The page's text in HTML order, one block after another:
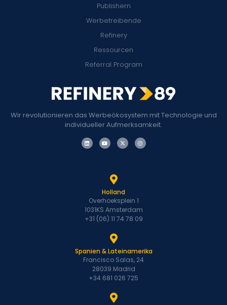
Wir revolutionieren das Werbeökosystem mit Technologie und
individueller Aufmerksamkeit.
Publishern
Werbetreibende
Refinery
Ressourcen
Referral Program
Holland
Overhoeksplein 1
1031KS Amsterdam
+31 (06) 11 74 78 09
Spanien & Lateinamerika
Francisco Salas, 24
28039 Madrid
+34 681 026 725